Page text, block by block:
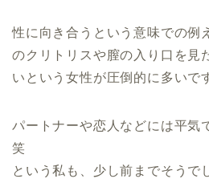
性に向き合うという意味での例
のクリトリスや膣の入り口を見
いという女性が圧倒的に多いで
パートナーや恋人などには平気
笑
という私も、少し前までそうで